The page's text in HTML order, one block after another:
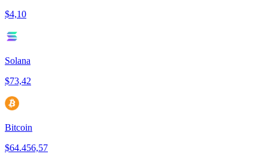
$4,10
Solana
$73,42
Bitcoin
$64.456,57